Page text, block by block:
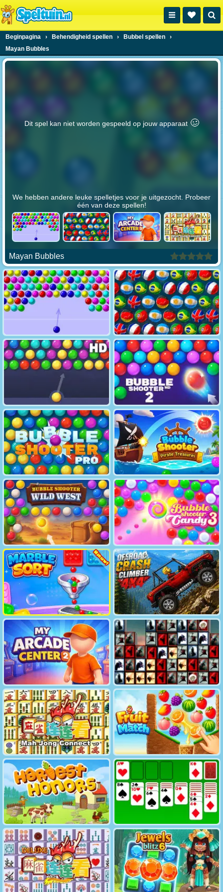
Beginpagina › Behendigheid spellen › Bubbel spellen
›
Mayan Bubbles
Dit spel kan niet worden gespeeld op jouw apparaat 🥴️
We hebben andere leuke spelletjes voor je uitgezocht. Probeer
één van deze spellen!
Mayan Bubbles